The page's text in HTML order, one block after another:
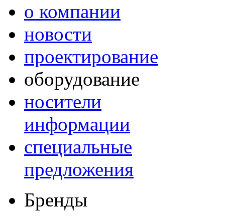
о компании
новости
проектирование
оборудование
носители
информации
специальные
предложения
Бренды